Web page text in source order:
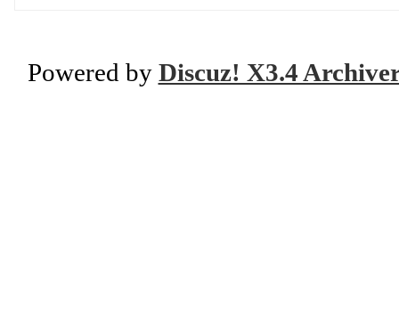
Powered by Discuz! X3.4